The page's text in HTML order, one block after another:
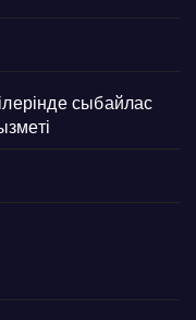
сыбайлас